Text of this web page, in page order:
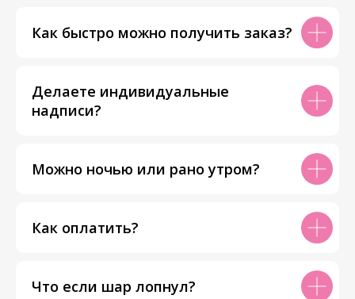
Как быстро можно получить заказ?
Делаете индивидуальные
надписи?
Можно ночью или рано утром?
Как оплатить?
Что если шар лопнул?